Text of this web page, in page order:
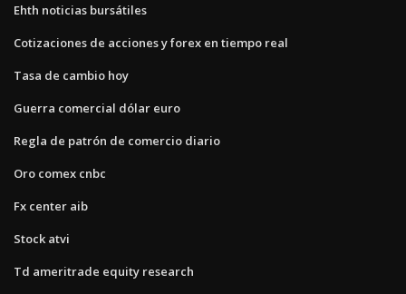
Ehth noticias bursátiles
Cotizaciones de acciones y forex en tiempo real
Tasa de cambio hoy
Guerra comercial dólar euro
Regla de patrón de comercio diario
Oro comex cnbc
Fx center aib
Stock atvi
Td ameritrade equity research